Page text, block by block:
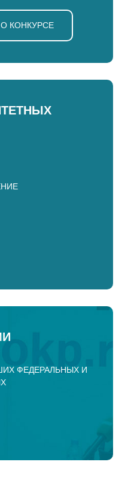
О КОНКУРСЕ
ФЕДЕРАЛЬНЫХ И